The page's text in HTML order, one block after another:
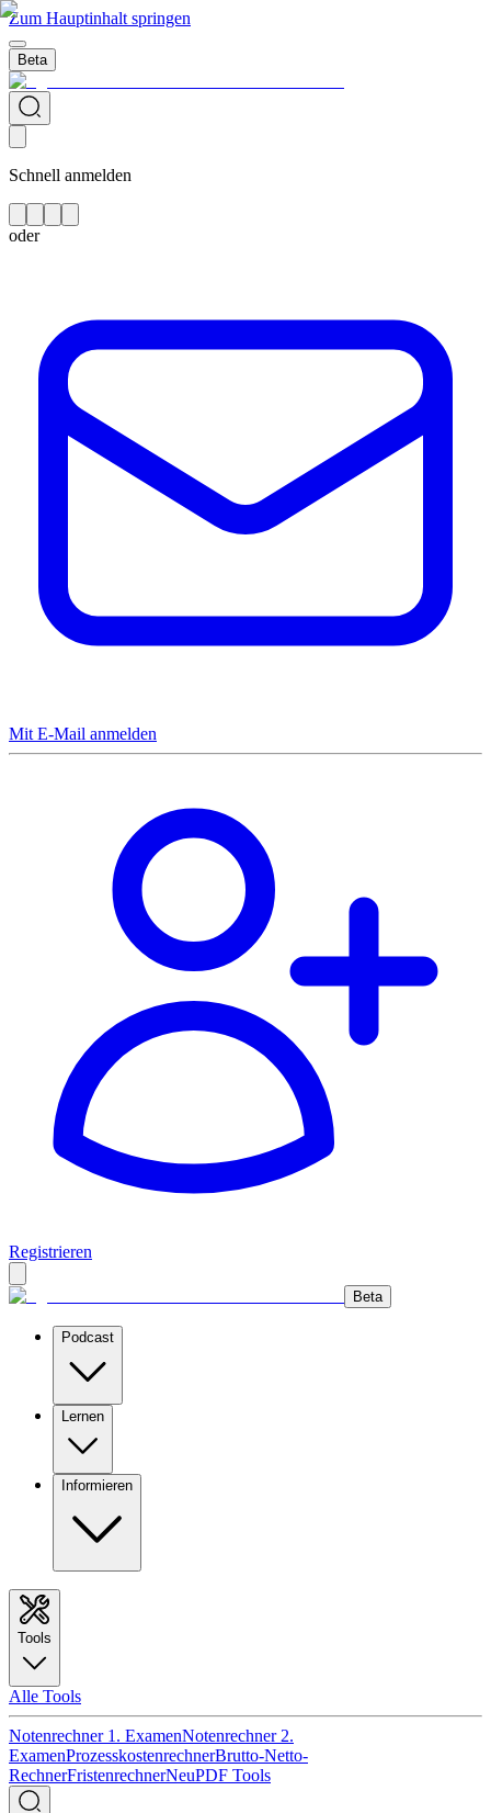
Zum Hauptinhalt springen
Beta
Schnell anmelden
oder
Mit E-Mail anmelden
Registrieren
Beta
Podcast
Lernen
Informieren
Tools
Alle Tools
Notenrechner 1. ExamenNotenrechner 2.
ExamenProzesskostenrechnerBrutto-Netto-
RechnerFristenrechnerNeuPDF Tools